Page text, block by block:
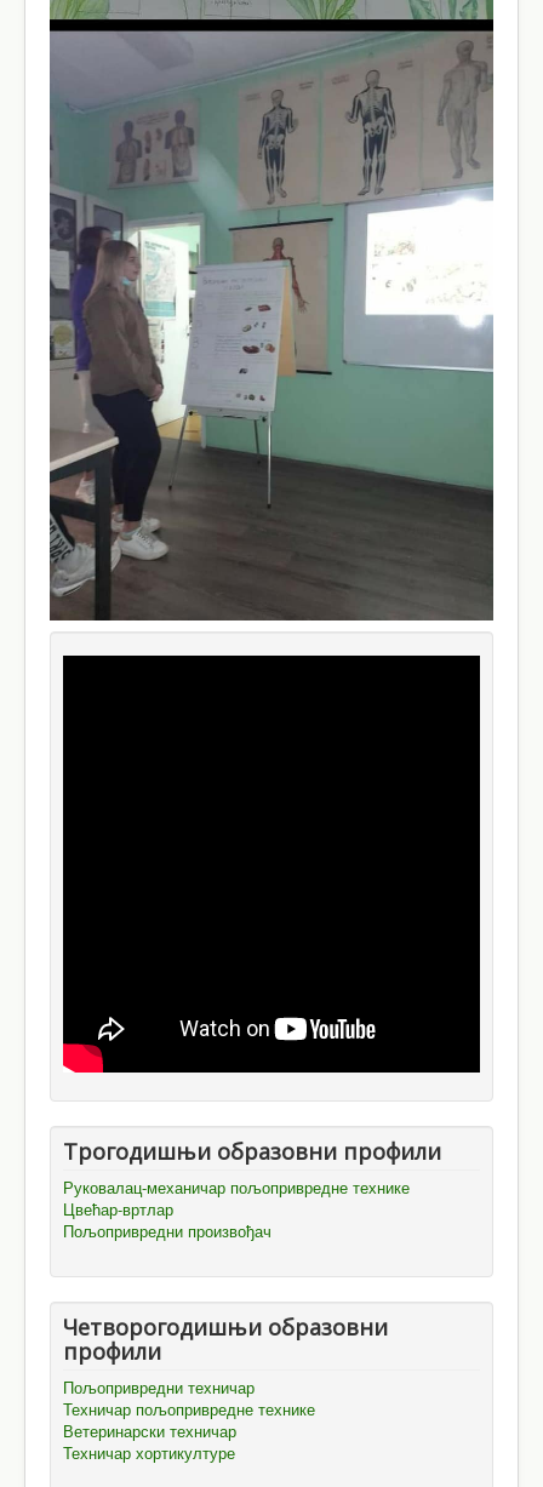
Трогодишњи образовни профили
Руковалац-механичар пољопривредне технике
Цвећар-вртлар
Пољопривредни произвођач
Четворогодишњи образовни
профили
Пољопривредни техничар
Техничар пољопривредне технике
Ветеринарски техничар
Техничар хортикултуре